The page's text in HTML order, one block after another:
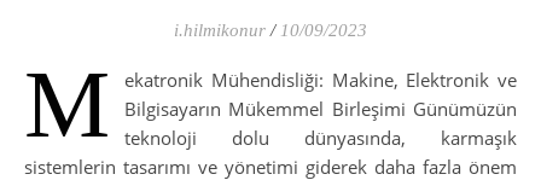
i.hilmikonur / 10/09/2023
M
ekatronik Mühendisliği: Makine, Elektronik ve
Bilgisayarın Mükemmel Birleşimi Günümüzün
teknoloji dolu dünyasında, karmaşık
sistemlerin tasarımı ve yönetimi giderek daha fazla önem